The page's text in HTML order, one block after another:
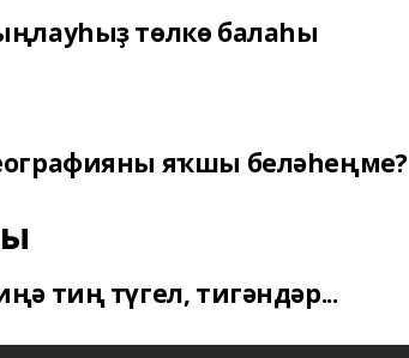
төлкө балаһы
яҡшы беләһеңме?
тиң түгел, тигәндәр...